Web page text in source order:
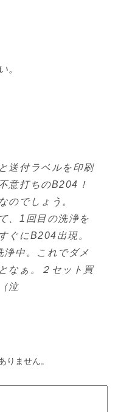
。
送付ラベルを印刷
意打ちのB204！
のでしょう。
、1回目の洗浄を
ぐにB204出現。
浄中。これでダメ
なぁ。２セット買
泣
りません。